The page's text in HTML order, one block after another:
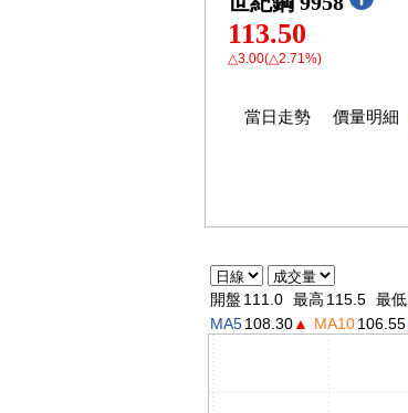
113.50
△3.00(△2.71%)
當日走勢 價量明細
開盤 111.0 最高 115.5 最低
MA5108.30▲ MA10106.55